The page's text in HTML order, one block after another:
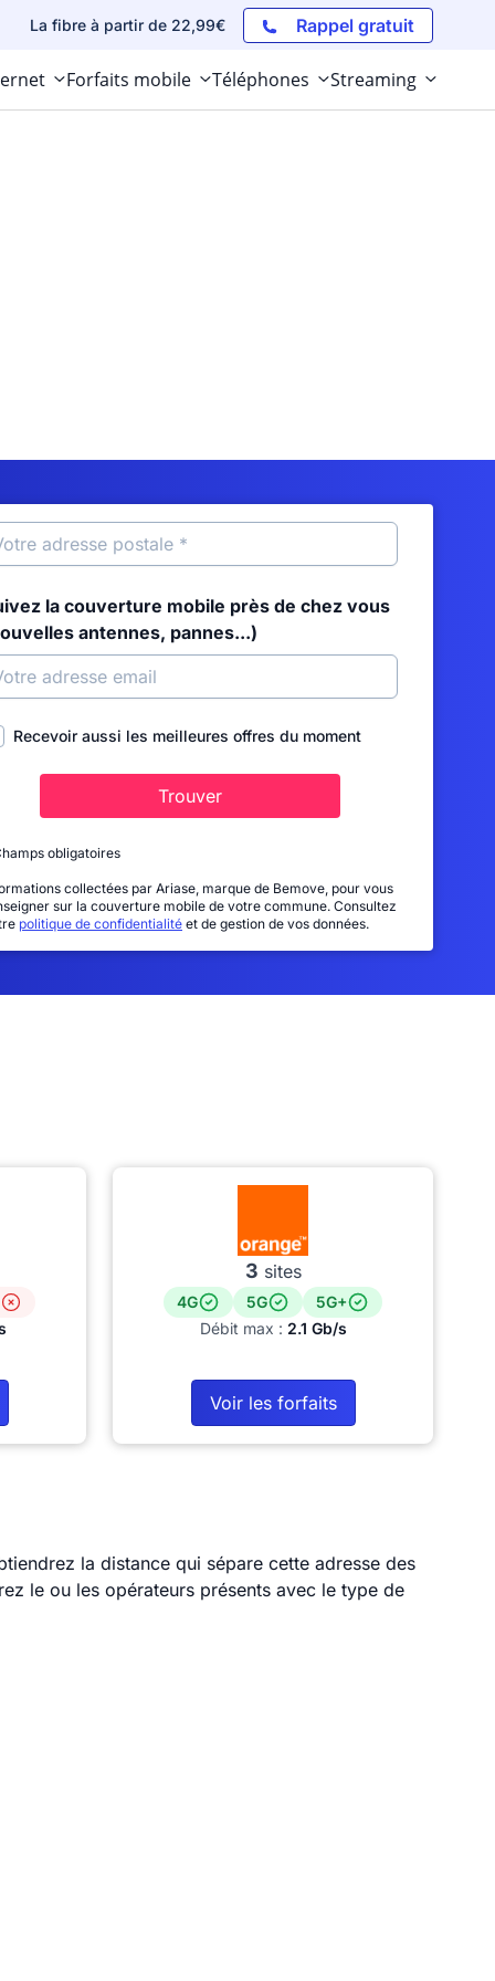
La fibre à partir de 22,99€ Rappel gratuit
Forfaits mobile Téléphones Streaming
la couverture mobile près de chez vous
antennes, pannes...)
Recevoir aussi les meilleures offres du moment
Trouver
obligatoires
collectées par Ariase, marque de Bemove, pour vous
sur la couverture mobile de votre commune. Consultez
politique de confidentialité et de gestion de vos données.
3 sites
4G 5G
5G+
Débit max : 2.1 Gb/s
Voir les forfaits
la distance qui sépare cette adresse des
le ou les opérateurs présents avec le type de